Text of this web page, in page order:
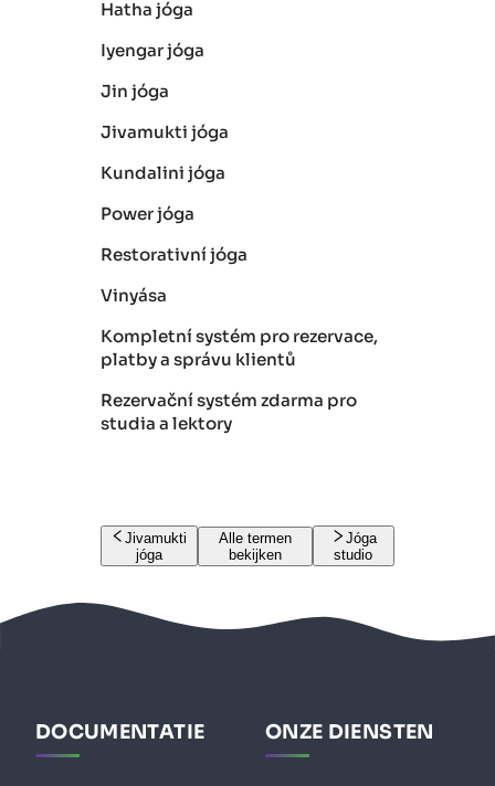
Hatha jóga
Iyengar jóga
Jin jóga
Jivamukti jóga
Kundalini jóga
Power jóga
Restorativní jóga
Vinyása
Kompletní systém pro rezervace,
platby a správu klientů
Rezervační systém zdarma pro
studia a lektory
Jivamukti
jóga
Alle termen
bekijken
Jóga
studio
DOCUMENTATIE ONZE DIENSTEN